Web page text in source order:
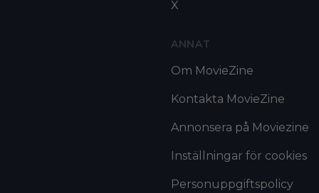
X
ANNAT
Om MovieZine
Kontakta MovieZine
Annonsera på Moviezine
Inställningar för cookies
Personuppgiftspolicy